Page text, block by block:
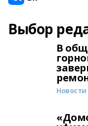
Выбор
В
Новости